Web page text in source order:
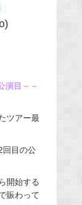
演目－－
ツアー最
回目の公
開始する
賑わって